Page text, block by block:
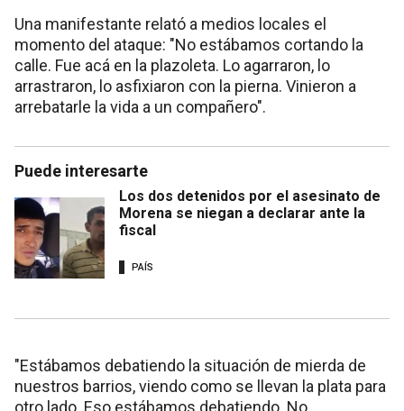
Una manifestante relató a medios locales el
momento del ataque: "No estábamos cortando la
calle. Fue acá en la plazoleta. Lo agarraron, lo
arrastraron, lo asfixiaron con la pierna. Vinieron a
arrebatarle la vida a un compañero".
Puede interesarte
Los dos detenidos por el asesinato de
Morena se niegan a declarar ante la
fiscal
PAÍS
"Estábamos debatiendo la situación de mierda de
nuestros barrios, viendo como se llevan la plata para
otro lado. Eso estábamos debatiendo. No